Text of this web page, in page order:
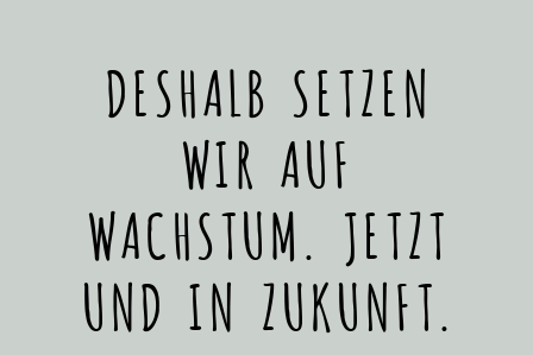
DESHALB SETZEN
WIR AUF
WACHSTUM. JETZT
UND IN ZUKUNFT.